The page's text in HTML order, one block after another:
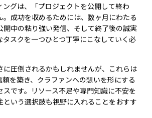
ングは、「プロジェクトを公開して終わ
。成功を収めるためには、数ヶ月にわたる
開中の粘り強い発信、そして終了後の誠実
タスクを一つひとつ丁寧にこなしていく必
に圧倒されるかもしれませんが、これらは
を築き、クラファンへの想いを形にする
スです。リソース不足や専門知識に不安を
という選択肢も視野に入れることをおすす